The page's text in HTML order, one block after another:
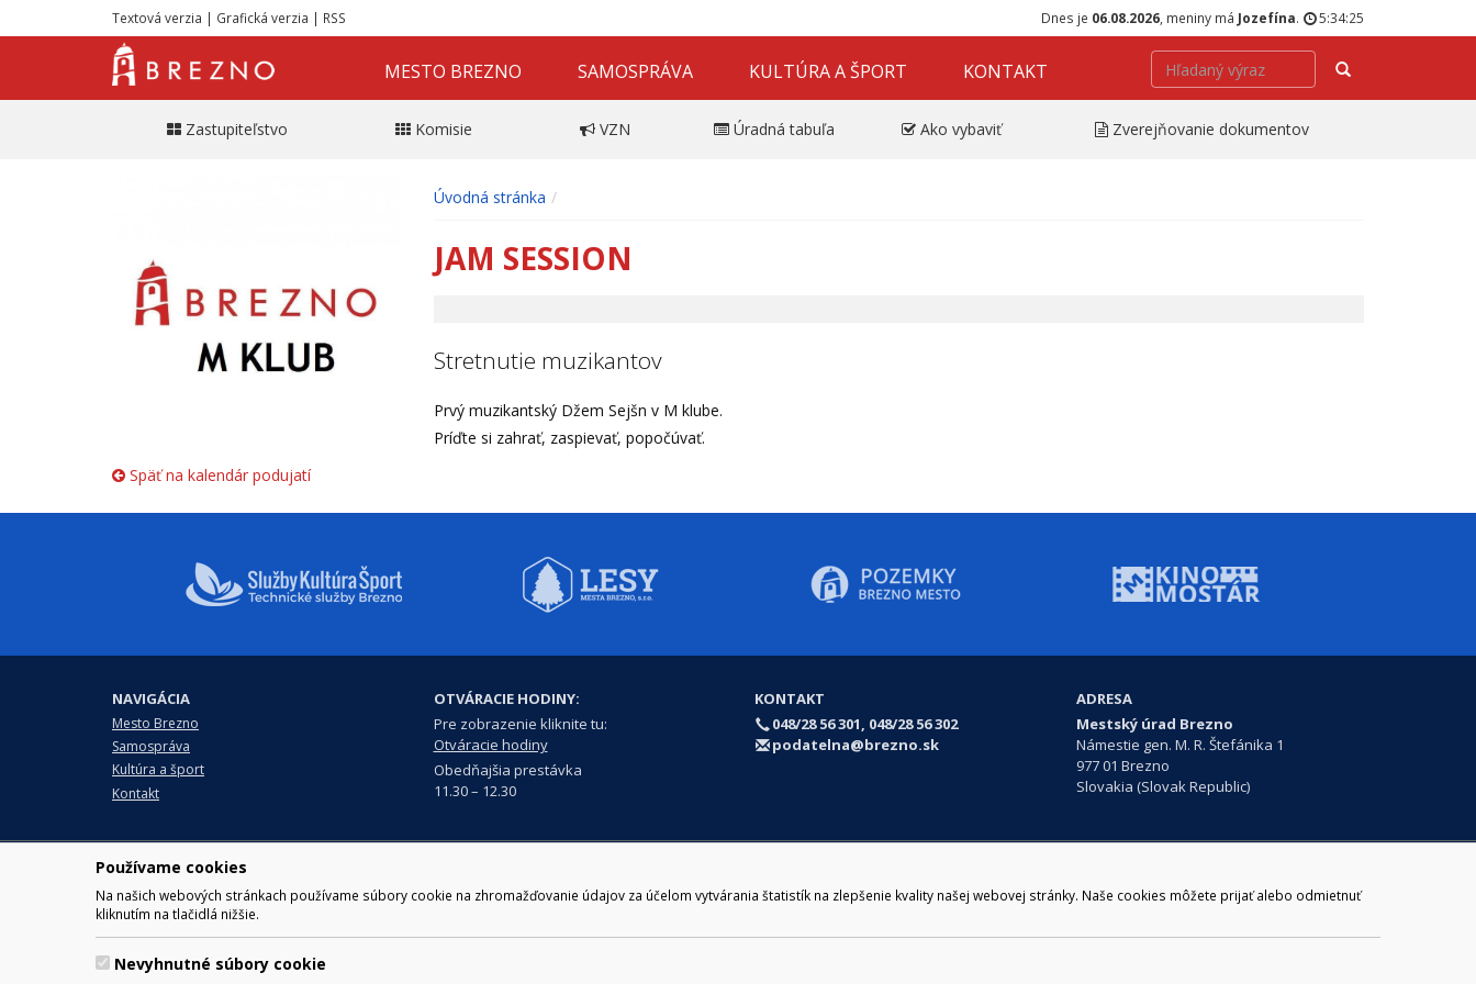
Používame cookies
Na našich webových stránkach používame súbory cookie na zhromažďovanie údajov za účelom vytvárania štatistík na zlepšenie kvality našej webovej stránky. Naše cookies môžete prijať alebo odmietnuť
kliknutím na tlačidlá nižšie.
Nevyhnutné súbory cookie
Textová verzia | Grafická verzia | RSS Dnes je 06.08.2026 , meniny má Jozefína. 5:34:25
MESTO BREZNO SAMOSPRÁVA KULTÚRA A ŠPORT KONTAKT Hľadať
Zastupiteľstvo Komisie VZN Úradná tabuľa Ako vybaviť Zverejňovanie dokumentov
Späť na kalendár podujatí
Úvodná stránka
JAM SESSION
Stretnutie muzikantov
Prvý muzikantský Džem Sejšn v M klube.
Príďte si zahrať, zaspievať, popočúvať.
NAVIGÁCIA
Mesto Brezno
Samospráva
Kultúra a šport
Kontakt
OTVÁRACIE HODINY:
Pre zobrazenie kliknite tu:
Otváracie hodiny
Obedňajšia prestávka
11.30 – 12.30
KONTAKT
048/28 56 301, 048/28 56 302
podatelna@brezno.sk
ADRESA
Mestský úrad Brezno
Námestie gen. M. R. Štefánika 1
977 01 Brezno
Slovakia (Slovak Republic)
Prehlásenie o prístupnosti
Ochrana osobných údajov